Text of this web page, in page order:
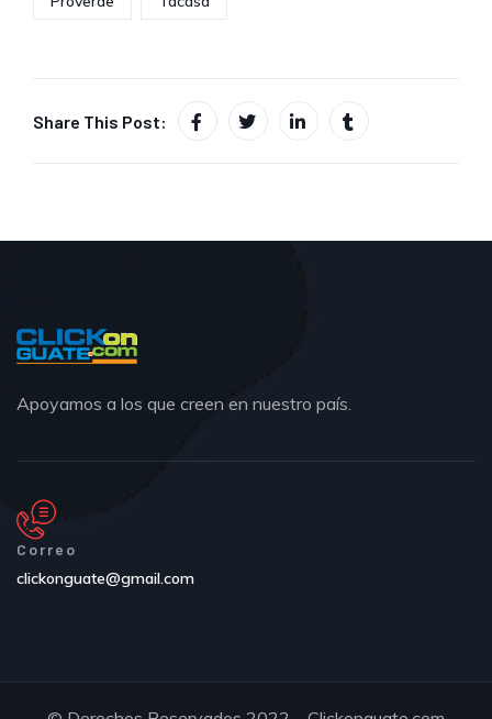
Share This Post:
Apoyamos a los que creen en nuestro país.
Correo
clickonguate@gmail.com